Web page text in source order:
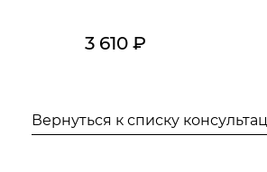
3 610 ₽
Вернуться к списку